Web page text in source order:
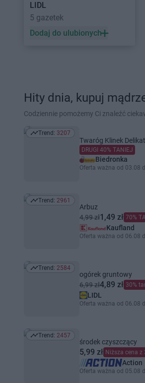
LIDL
5 gazetek
Dodaj do ulubionych
Hity dnia, kupuj
Codziennie pomożemy Ci znaleźć
Trend: 3207
Trend: 3207
Twaróg Klinek
DRUGI 40% TANIEJ
Biedronka
Oferta ważna od 03.08
Trend: 2961
Trend: 2961
Arbuz
4,99 zł1,49 zł 70%
Kaufland
Oferta ważna od 06.08
Trend: 2584
Trend: 2584
ogórek gruntowy
6,99 zł4,89 zł 30%
LIDL
Oferta ważna od 06.08
Trend: 2457
Trend: 2457
środek czyszczący
5,99 zł Niższa cena z
Action
Oferta ważna od 05.08